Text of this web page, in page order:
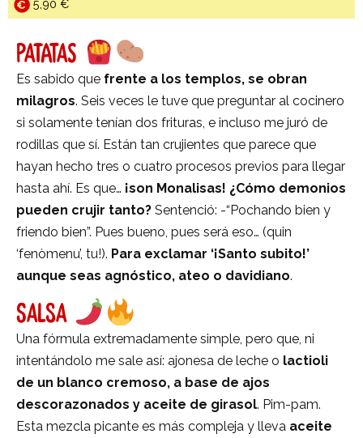
5,90 €
PATATAS
Es sabido que frente a los templos, se obran
milagros. Seis veces le tuve que preguntar al cocinero
si solamente tenían dos frituras, e incluso me juró de
rodillas que sí. Están tan crujientes que parece que
hayan hecho tres o cuatro procesos previos para llegar
hasta ahí. Es que… ¡son Monalisas! ¿Cómo demonios
pueden crujir tanto? Sentenció: -“Pochando bien y
friendo bien”. Pues bueno, pues será eso… (quin
‘fenòmenu’, tu!). Para exclamar ‘¡Santo subito!’
aunque seas agnóstico, ateo o davidiano.
SALSA
Una fórmula extremadamente simple, pero que, ni
intentándolo me sale así: ajonesa de leche o lactioli
de un blanco cremoso, a base de ajos
descorazonados y aceite de girasol. Pim-pam.
Esta mezcla picante es más compleja y lleva aceite